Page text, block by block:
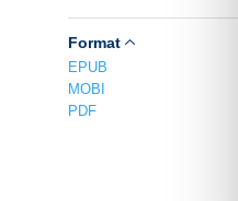
Format
EPUB
MOBI
PDF